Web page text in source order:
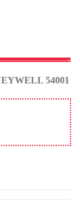
54001